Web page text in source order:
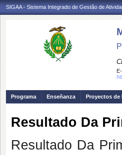
SIGAA - Sistema Integrado de Gestão de
Programa Enseñanza Proyectos de
Resultado Da
Resultado Da